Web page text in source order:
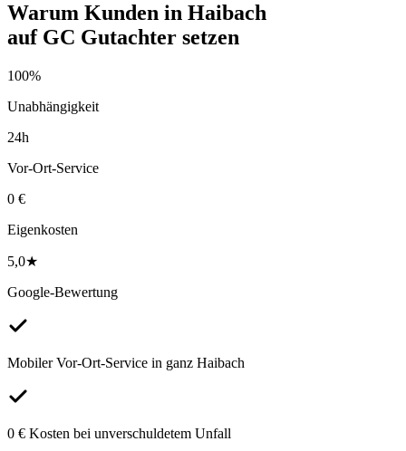
Warum Kunden in Haibach
auf GC Gutachter setzen
100%
Unabhängigkeit
24h
Vor-Ort-Service
0 €
Eigenkosten
5,0★
Google-Bewertung
Mobiler Vor-Ort-Service in ganz Haibach
0 € Kosten bei unverschuldetem Unfall